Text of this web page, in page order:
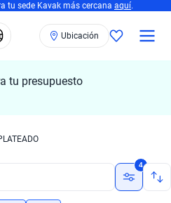
tu sede Kavak más cercana aquí.
Ubicación
tu presupuesto
4